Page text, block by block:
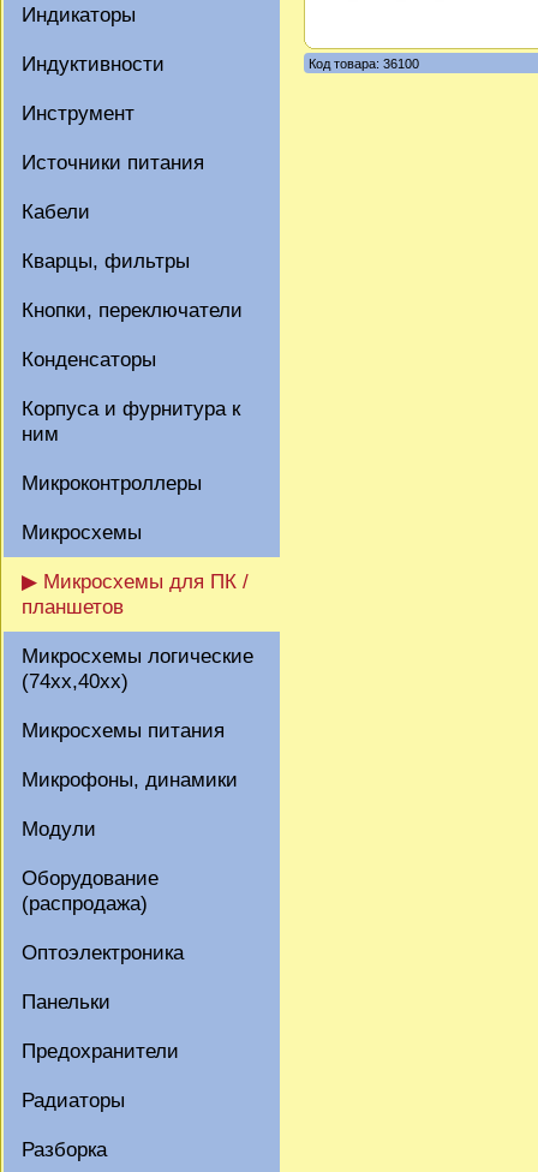
Индикаторы
Индуктивности
Инструмент
Источники питания
Кабели
Кварцы, фильтры
Кнопки, переключатели
Конденсаторы
Корпуса и фурнитура к
ним
Микроконтроллеры
Микросхемы
▶ Микросхемы для ПК /
планшетов
Микросхемы логические
(74xx,40xx)
Микросхемы питания
Микрофоны, динамики
Модули
Оборудование
(распродажа)
Оптоэлектроника
Панельки
Предохранители
Радиаторы
Разборка
Код товара: 36100